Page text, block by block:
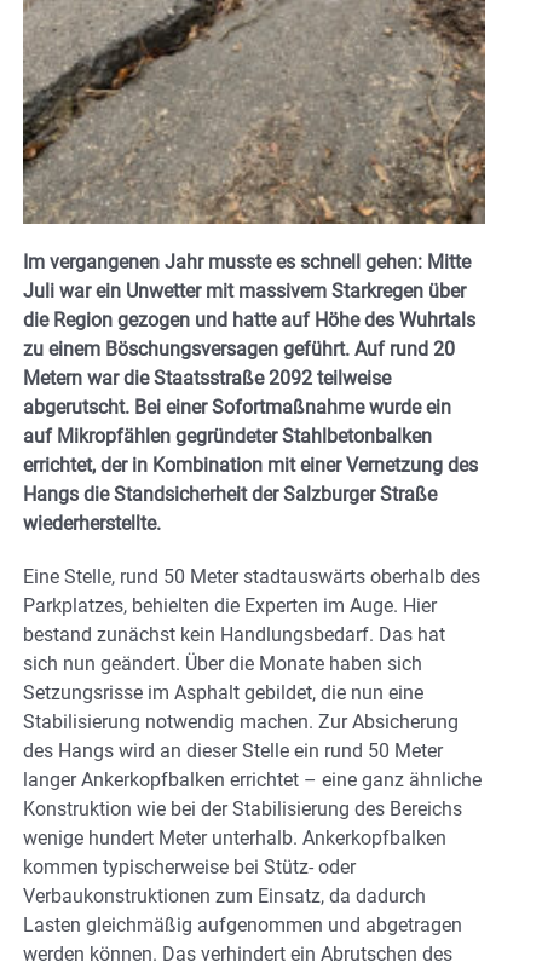
Im vergangenen Jahr musste es schnell gehen: Mitte
Juli war ein Unwetter mit massivem Starkregen über
die Region gezogen und hatte auf Höhe des Wuhrtals
zu einem Böschungsversagen geführt. Auf rund 20
Metern war die Staatsstraße 2092 teilweise
abgerutscht. Bei einer Sofortmaßnahme wurde ein
auf Mikropfählen gegründeter Stahlbetonbalken
errichtet, der in Kombination mit einer Vernetzung des
Hangs die Standsicherheit der Salzburger Straße
wiederherstellte.
Eine Stelle, rund 50 Meter stadtauswärts oberhalb des
Parkplatzes, behielten die Experten im Auge. Hier
bestand zunächst kein Handlungsbedarf. Das hat
sich nun geändert. Über die Monate haben sich
Setzungsrisse im Asphalt gebildet, die nun eine
Stabilisierung notwendig machen. Zur Absicherung
des Hangs wird an dieser Stelle ein rund 50 Meter
langer Ankerkopfbalken errichtet – eine ganz ähnliche
Konstruktion wie bei der Stabilisierung des Bereichs
wenige hundert Meter unterhalb. Ankerkopfbalken
kommen typischerweise bei Stütz- oder
Verbaukonstruktionen zum Einsatz, da dadurch
Lasten gleichmäßig aufgenommen und abgetragen
werden können. Das verhindert ein Abrutschen des